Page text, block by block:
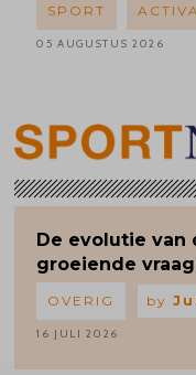
SPORT
05 AUGUSTUS 2026
De evolutie van
groeiende
OVERIG by
16 JULI 2026